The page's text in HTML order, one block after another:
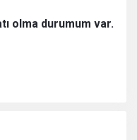
olma durumum var.